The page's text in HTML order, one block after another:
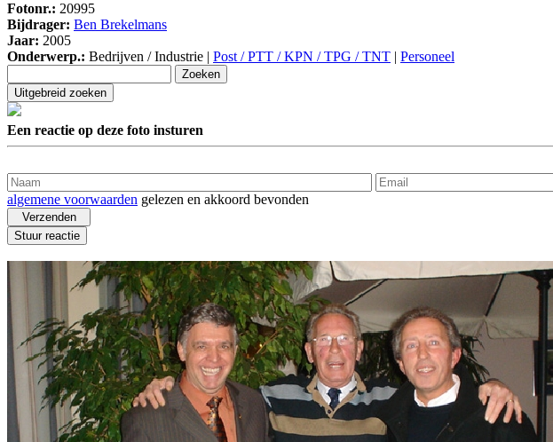
Fotonr.: 20995
Bijdrager: Ben Brekelmans
Jaar: 2005
Onderwerp.: Bedrijven / Industrie | Post / PTT / KPN / TPG / TNT | Personeel
Een reactie op deze foto insturen
algemene voorwaarden gelezen en akkoord bevonden